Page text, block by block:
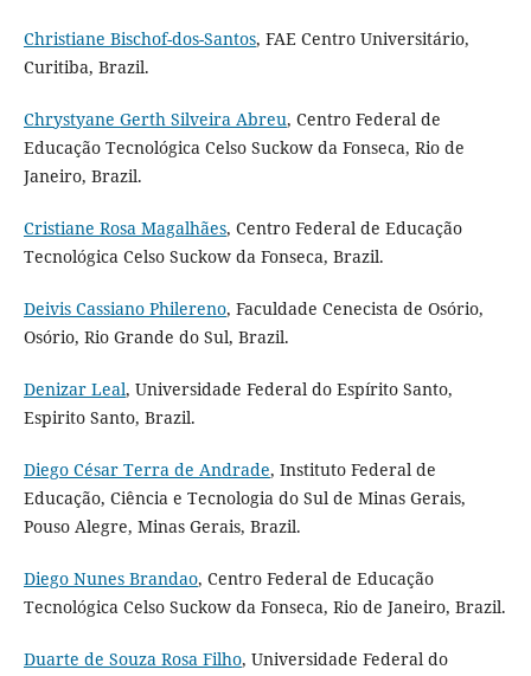
Christiane Bischof-dos-Santos, FAE Centro Universitário,
Curitiba, Brazil.
Chrystyane Gerth Silveira Abreu, Centro Federal de
Educação Tecnológica Celso Suckow da Fonseca, Rio de
Janeiro, Brazil.
Cristiane Rosa Magalhães, Centro Federal de Educação
Tecnológica Celso Suckow da Fonseca, Brazil.
Deivis Cassiano Philereno, Faculdade Cenecista de Osório,
Osório, Rio Grande do Sul, Brazil.
Denizar Leal, Universidade Federal do Espírito Santo,
Espirito Santo, Brazil.
Diego César Terra de Andrade, Instituto Federal de
Educação, Ciência e Tecnologia do Sul de Minas Gerais,
Pouso Alegre, Minas Gerais, Brazil.
Diego Nunes Brandao, Centro Federal de Educação
Tecnológica Celso Suckow da Fonseca, Rio de Janeiro, Brazil.
Duarte de Souza Rosa Filho, Universidade Federal do